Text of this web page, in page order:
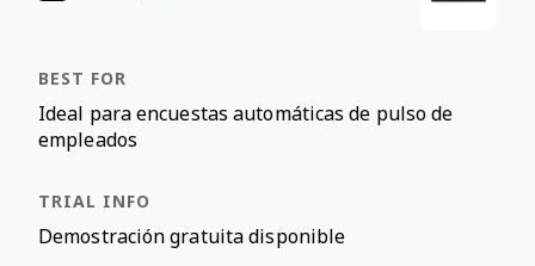
Ideal para encuestas automáticas de pulso de
empleados
Demostración gratuita disponible